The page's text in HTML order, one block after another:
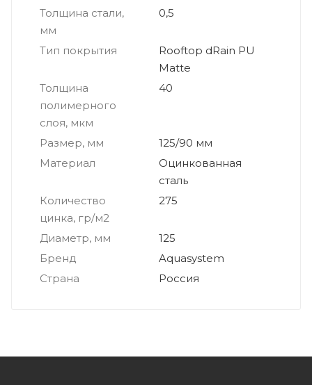
Толщина стали,
мм
0,5
Тип покрытия
Rooftop dRain PU
Matte
Толщина
полимерного
слоя, мкм
40
Размер, мм
125/90 мм
Материал
Оцинкованная
сталь
Количество
цинка, гр/м2
275
Диаметр, мм
125
Бренд
Aquasystem
Страна
Россия